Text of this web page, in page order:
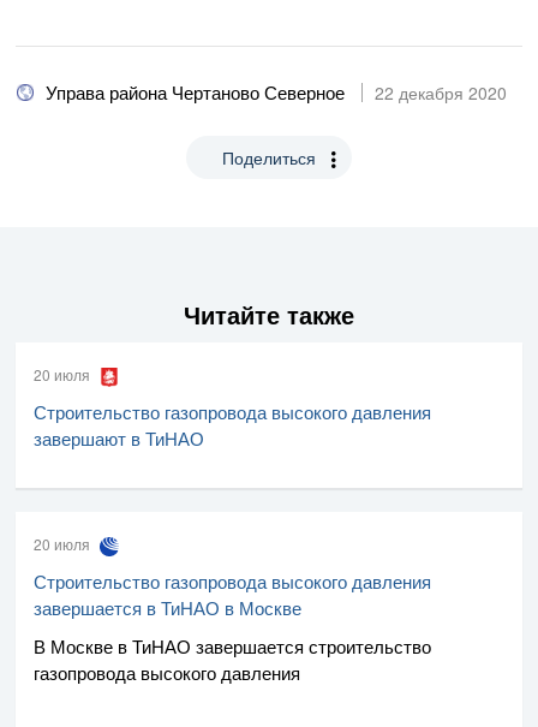
Управа района Чертаново Северное 22 декабря 2020
Поделиться
Читайте также
20 июля
Строительство газопровода высокого давления
завершают в ТиНАО
20 июля
Строительство газопровода высокого давления
завершается в ТиНАО в Москве
В Москве в ТиНАО завершается строительство
газопровода высокого давления